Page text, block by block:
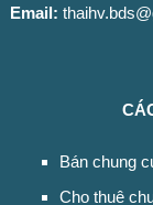
Email:
Bán chung
Cho thuê